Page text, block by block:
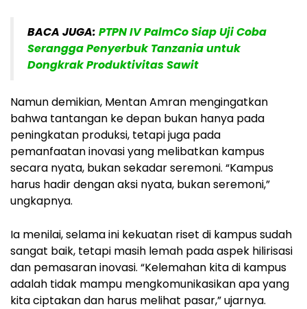
BACA JUGA: PTPN IV PalmCo Siap Uji Coba
Serangga Penyerbuk Tanzania untuk
Dongkrak Produktivitas Sawit
Namun demikian, Mentan Amran mengingatkan
bahwa tantangan ke depan bukan hanya pada
peningkatan produksi, tetapi juga pada
pemanfaatan inovasi yang melibatkan kampus
secara nyata, bukan sekadar seremoni. “Kampus
harus hadir dengan aksi nyata, bukan seremoni,”
ungkapnya.
Ia menilai, selama ini kekuatan riset di kampus sudah
sangat baik, tetapi masih lemah pada aspek hilirisasi
dan pemasaran inovasi. “Kelemahan kita di kampus
adalah tidak mampu mengkomunikasikan apa yang
kita ciptakan dan harus melihat pasar,” ujarnya.